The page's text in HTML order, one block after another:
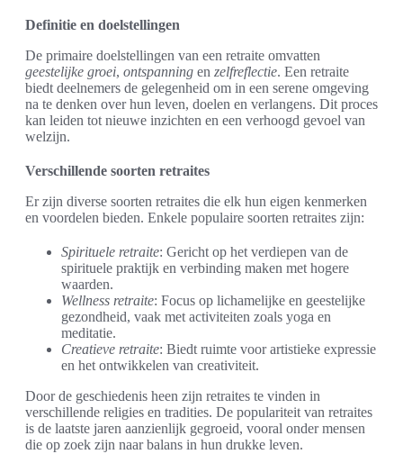
Definitie en doelstellingen
De primaire doelstellingen van een retraite omvatten
geestelijke groei, ontspanning en zelfreflectie. Een retraite
biedt deelnemers de gelegenheid om in een serene omgeving
na te denken over hun leven, doelen en verlangens. Dit proces
kan leiden tot nieuwe inzichten en een verhoogd gevoel van
welzijn.
Verschillende soorten retraites
Er zijn diverse soorten retraites die elk hun eigen kenmerken
en voordelen bieden. Enkele populaire soorten retraites zijn:
Spirituele retraite: Gericht op het verdiepen van de
spirituele praktijk en verbinding maken met hogere
waarden.
Wellness retraite: Focus op lichamelijke en geestelijke
gezondheid, vaak met activiteiten zoals yoga en
meditatie.
Creatieve retraite: Biedt ruimte voor artistieke expressie
en het ontwikkelen van creativiteit.
Door de geschiedenis heen zijn retraites te vinden in
verschillende religies en tradities. De populariteit van retraites
is de laatste jaren aanzienlijk gegroeid, vooral onder mensen
die op zoek zijn naar balans in hun drukke leven.